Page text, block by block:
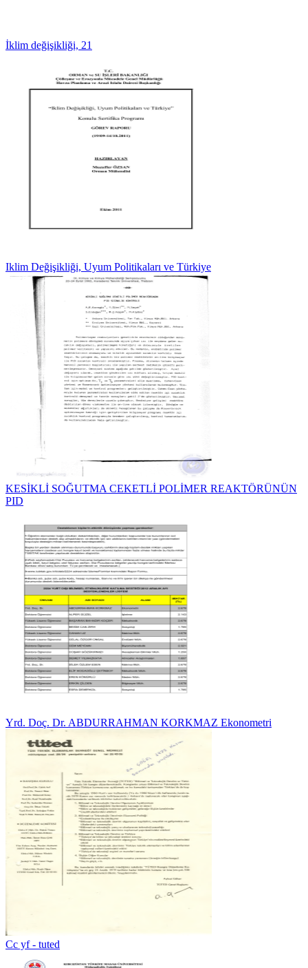
İklim değişikliği, 21
Iklim Değişikliği, Uyum Politikaları ve Türkiye
KESİKLİ SOĞUTMA CEKETLİ POLİMER REAKTÖRÜNÜN
PID
Yrd. Doç. Dr. ABDURRAHMAN KORKMAZ Ekonometri
Cc yf - tuted